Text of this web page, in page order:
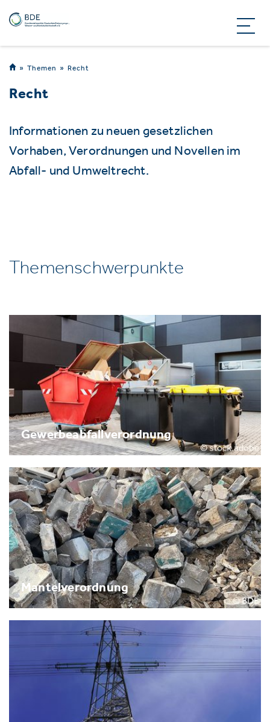
Themen Recht
Recht
Informationen zu neuen gesetzlichen
Vorhaben, Verordnungen und Novellen im
Abfall- und Umweltrecht.
Themenschwerpunkte
Gewerbeabfallverordnung
Mantelverordnung